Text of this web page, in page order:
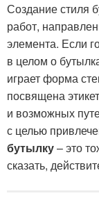
Создание стиля
работ,
элемента. Если
в целом о
играет форма
посвящена
и возможных
с целью
бутылку– это
сказать,